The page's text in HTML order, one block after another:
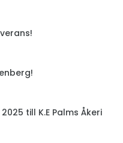
till K.E Palms Åkeri